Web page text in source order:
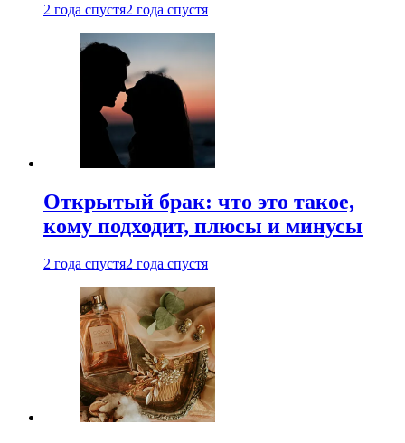
2 года спустя2 года спустя
Открытый брак: что это такое,
кому подходит, плюсы и минусы
2 года спустя2 года спустя